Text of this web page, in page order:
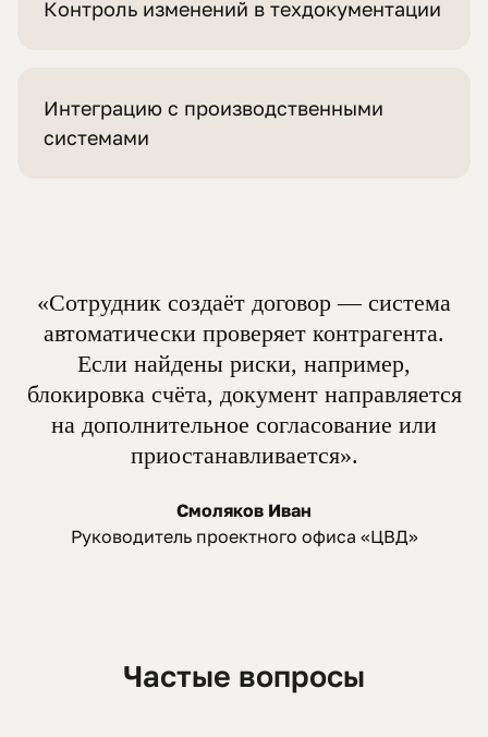
Контроль изменений в техдокументации
Интеграцию с производственными
системами
«Сотрудник создаёт договор — система
автоматически проверяет контрагента.
Если найдены риски, например,
блокировка счёта, документ направляется
на дополнительное согласование или
приостанавливается».
Смоляков Иван
Руководитель проектного офиса «ЦВД»
Частые вопросы